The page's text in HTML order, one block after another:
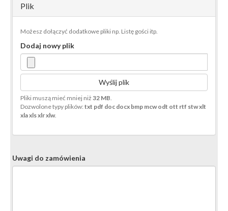
Plik
Możesz dołączyć dodatkowe pliki np. Listę gości itp.
Dodaj nowy plik
Wyślij plik
Pliki muszą mieć mniej niż32 MB
Dozwolone typy plików:txt pdf doc docx bmp mcw odt ott rtf stw xlt
xla xls xlr xlw.
Uwagi do zamówienia